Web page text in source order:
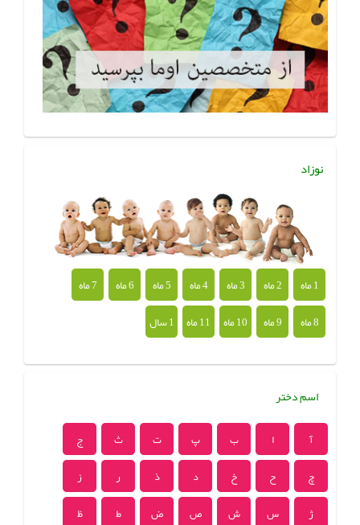
نوزاد
1 ماه 2 ماه 3 ماه 4 ماه 5 ماه 6 ماه
7 ماه
8 ماه
9 ماه 10 ماه 11 ماه 1 سال
اسم دختر
آ ا ب پ ت ث
ج
چ
ح خ د ذ ر
ز
ژ
س ش ص ض ط
ظ